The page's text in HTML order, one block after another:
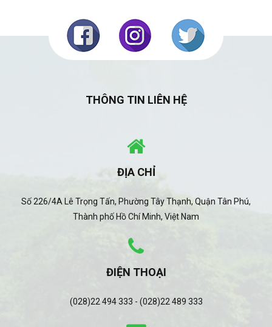
THÔNG TIN LIÊN HỆ
ĐỊA CHỈ
Số 226/4A Lê Trọng Tấn, Phường Tây Thạnh, Quận Tân Phú,
Thành phố Hồ Chí Minh, Việt Nam
ĐIỆN THOẠI
(028)22 494 333 - (028)22 489 333